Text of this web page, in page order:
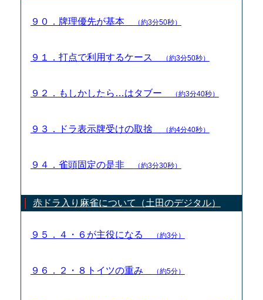
９０．牌理優先が基本 （約3分50秒）
９１．打点で利用するケース （約3分50秒）
９２．もしかしたら…はタブー （約3分40秒）
９３．ドラ表示牌受けの取捨 （約4分40秒）
９４．雀頭固定の是非 （約3分30秒）
赤ドラ入り麻雀について（土田のデジタル）
９５．４・６が主役になる （約3分）
９６．２・８トイツの重み （約5分）